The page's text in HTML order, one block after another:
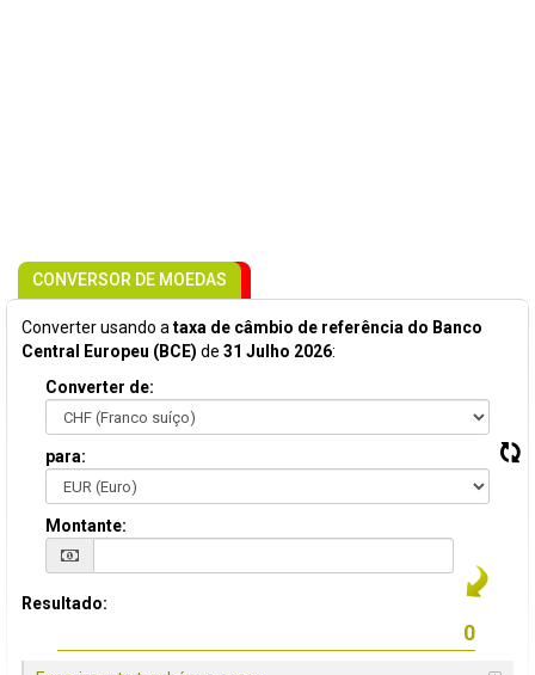
CONVERSOR DE MOEDAS
Converter usando a taxa de câmbio de referência do Banco
Central Europeu (BCE) de 31 Julho 2026:
Converter de:
para:
Montante:
Resultado: